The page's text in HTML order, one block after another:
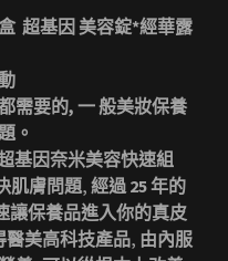
超基因 美容錠*經華露
需要的, 一 般美妝保養
。
基因奈米美容快速組
膚問題‚ 經過 25 年的
讓保養品進入你的真皮
美高科技產品‚ 由內服